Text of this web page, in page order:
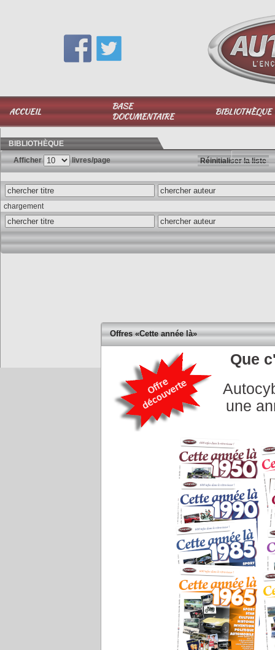
ACCUEIL
BASE
DOCUMENTAIRE
BIBLIOTHÈQUE
06 51 040 025
BIBLIOTHÈQUE
Afficher
livres/page Réinitialiser la liste
chargement
Accueil Conseiller à un
Offres «Cette année là»
Que
une